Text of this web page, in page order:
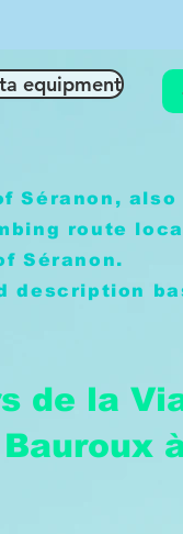
equipment
Séranon,
route
Séranon.
description
de la